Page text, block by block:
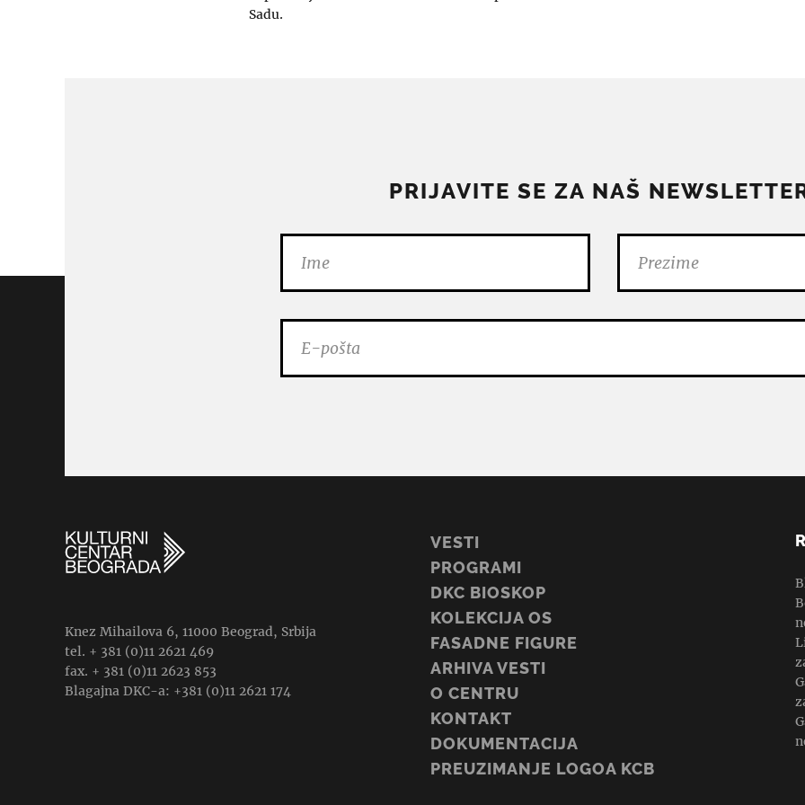
Sadu.
PRIJAVITE SE ZA NAŠ
Knez Mihailova 6, 11000 Beograd, Srbija
tel. + 381 (0)11 2621 469
fax. + 381 (0)11 2623 853
Blagajna DKC-a: +381 (0)11 2621 174
VESTI
PROGRAMI
DKC BIOSKOP
KOLEKCIJA OS
FASADNE FIGURE
ARHIVA VESTI
O CENTRU
KONTAKT
DOKUMENTACIJA
PREUZIMANJE LOGOA KCB